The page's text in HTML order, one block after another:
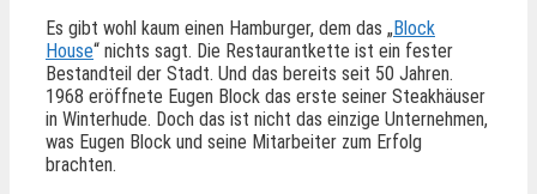
Es gibt wohl kaum einen Hamburger, dem das „ Block
House“ nichts sagt. Die Restaurantkette ist ein fester
Bestandteil der Stadt. Und das bereits seit 50 Jahren.
1968 eröffnete Eugen Block das erste seiner Steakhäuser
in Winterhude. Doch das ist nicht das einzige Unternehmen,
was Eugen Block und seine Mitarbeiter zum Erfolg
brachten.